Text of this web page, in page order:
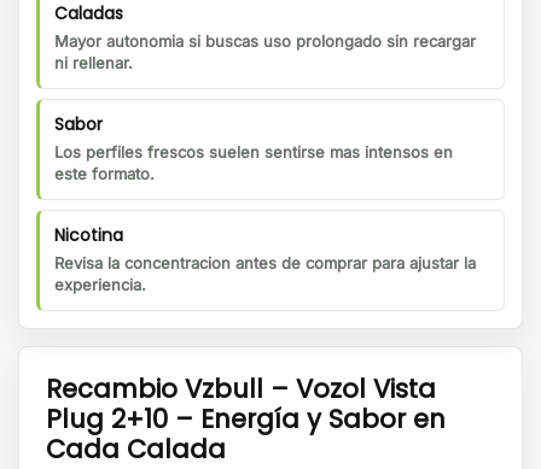
Caladas
Mayor autonomia si buscas uso prolongado sin recargar
ni rellenar.
Sabor
Los perfiles frescos suelen sentirse mas intensos en
este formato.
Nicotina
Revisa la concentracion antes de comprar para ajustar la
experiencia.
Recambio Vzbull – Vozol Vista
Plug 2+10 – Energía y Sabor en
Cada Calada